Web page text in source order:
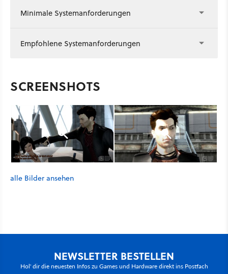
Minimale Systemanforderungen
Empfohlene Systemanforderungen
SCREENSHOTS
alle Bilder ansehen
NEWSLETTER BESTELLEN
Hol' dir die neuesten Infos zu Games und Hardware direkt ins Postfach